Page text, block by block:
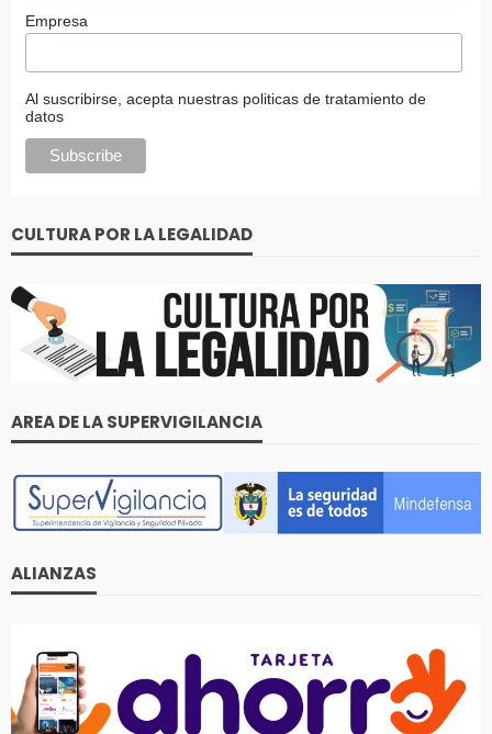
Empresa
Al suscribirse, acepta nuestras politicas de tratamiento de
datos
CULTURA POR LA LEGALIDAD
AREA DE LA SUPERVIGILANCIA
ALIANZAS